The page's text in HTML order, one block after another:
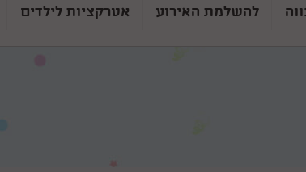
להשלמת האירוע אטרקציות לילדים